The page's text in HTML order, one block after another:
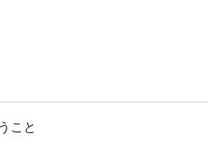
こと